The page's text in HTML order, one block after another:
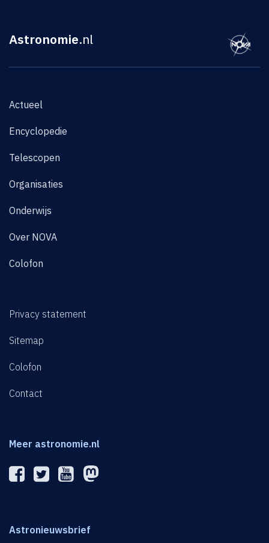
Astronomie.nl
Actueel
Encyclopedie
Telescopen
Organisaties
Onderwijs
Over NOVA
Colofon
Privacy statement
Sitemap
Colofon
Contact
Meer astronomie.nl
Astronieuwsbrief